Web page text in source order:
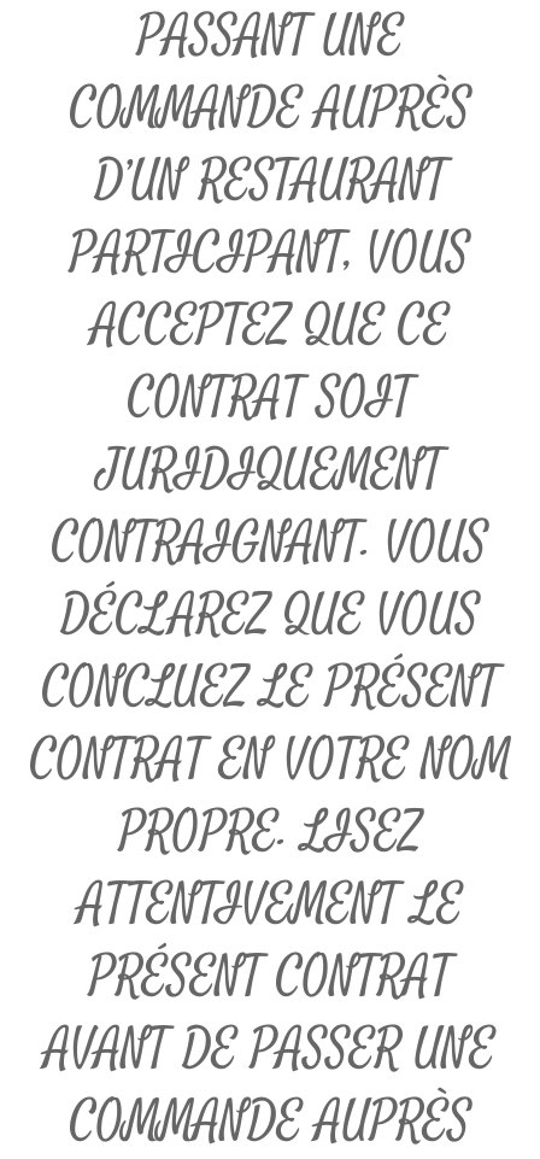
PASSANT UNE
COMMANDE AUPRÈS
D’UN RESTAURANT
PARTICIPANT, VOUS
ACCEPTEZ QUE CE
CONTRAT SOIT
JURIDIQUEMENT
CONTRAIGNANT. VOUS
DÉCLAREZ QUE VOUS
CONCLUEZ LE PRÉSENT
CONTRAT EN VOTRE NOM
PROPRE. LISEZ
ATTENTIVEMENT LE
PRÉSENT CONTRAT
AVANT DE PASSER UNE
COMMANDE AUPRÈS